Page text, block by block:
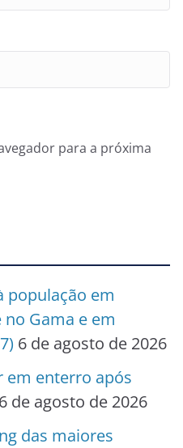
para a próxima
população em
Gama e em
6 de agosto de 2026
em enterro após
6 de agosto de 2026
das maiores